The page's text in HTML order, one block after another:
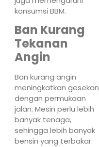
konsumsi BBM.
Ban Kurang
Tekanan
Angin
Ban kurang angin
meningkatkan gesekan
dengan permukaan
jalan. Mesin perlu lebih
banyak tenaga,
sehingga lebih banyak
bensin yang terbakar.